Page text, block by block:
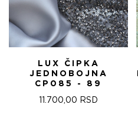
LUX ČIPKA
JEDNOBOJNA
CP085 - 89
11.700,00 RSD